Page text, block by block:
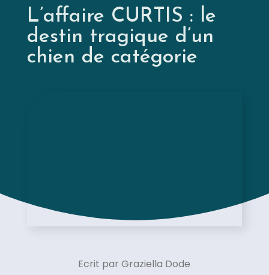
L’affaire CURTIS : le
destin tragique d’un
chien de catégorie
Ecrit par Graziella Dode